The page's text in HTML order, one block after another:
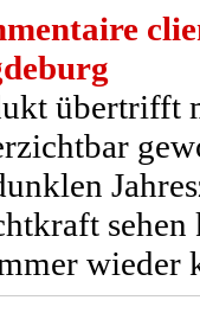
übertrifft
wieder